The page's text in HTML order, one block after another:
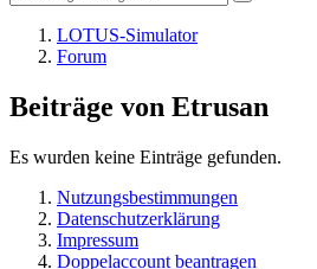
LOTUS-Simulator
Forum
Beiträge von Etrusan
Es wurden keine Einträge gefunden.
Nutzungsbestimmungen
Datenschutzerklärung
Impressum
Doppelaccount beantragen